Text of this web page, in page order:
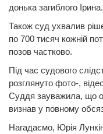
донька загиблого Ірина.
Також суд ухвалив
по 700 тисяч кожній
позов частково.
Під час судового
розглянуто фото-,
Суддя зауважила, що
визнав у повному
Нагадаємо, Юрія